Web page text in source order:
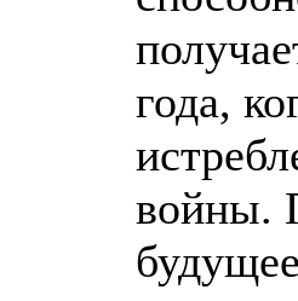
года,
войны.